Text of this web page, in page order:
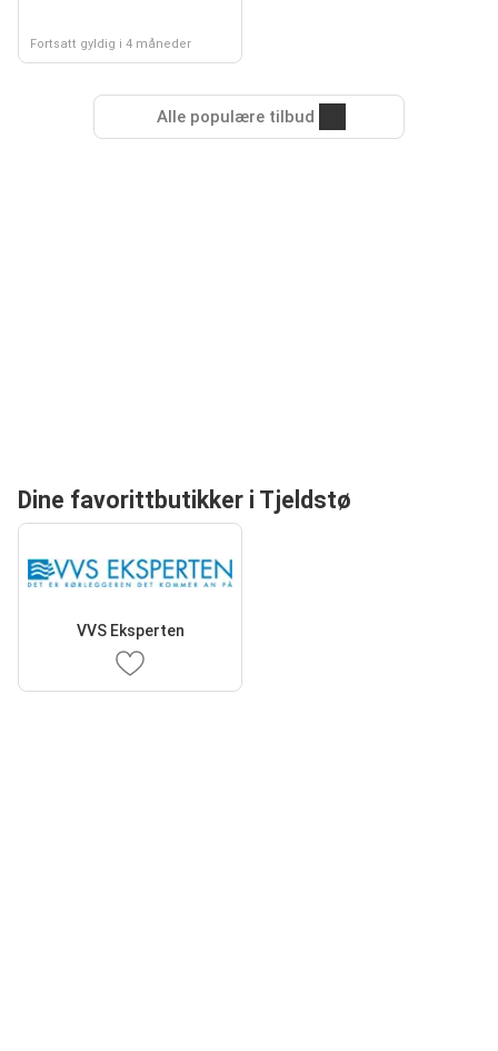
Fortsatt gyldig i 4 måneder
Alle populære tilbud
Dine favorittbutikker i Tjeldstø
VVS Eksperten